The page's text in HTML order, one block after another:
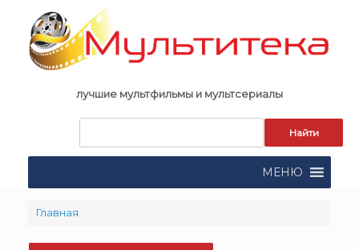
content
лучшие мультфильмы и мультсериалы
поиска:
МЕНЮ
Главная